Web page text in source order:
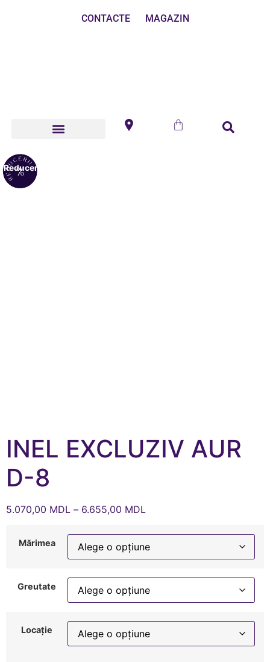
CONTACTE MAGAZIN
Reduceri!
INEL EXCLUZIV AUR
D-8
5.070,00 MDL – 6.655,00 MDL
Mărimea
Greutate
Locație